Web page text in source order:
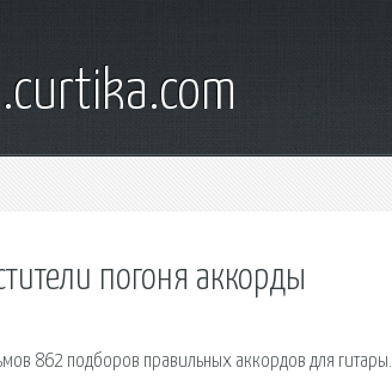
погоня аккорды
862 подборов правильных аккордов для гитары.